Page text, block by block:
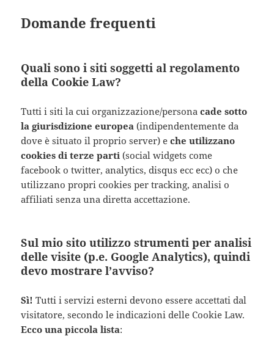
Domande frequenti
Quali sono i siti soggetti al regolamento
della Cookie Law?
Tutti i siti la cui organizzazione/personacade sotto
la giurisdizione europea (indipendentemente da
dove è situato il proprio server) eche utilizzano
cookies di terze parti (social widgets come
facebook o twitter, analytics, disqus ecc ecc) o che
utilizzano propri cookies per tracking, analisi o
affiliati senza una diretta accettazione.
Sul mio sito utilizzo strumenti per analisi
delle visite (p.e. Google Analytics), quindi
devo mostrare l’avviso?
Sì! Tutti i servizi esterni devono essere accettati dal
visitatore, secondo le indicazioni delle Cookie Law.
Ecco una piccola lista: